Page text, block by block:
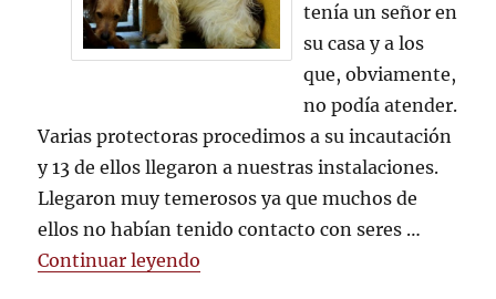
tenía un señor en
su casa y a los
que, obviamente,
no podía atender.
Varias protectoras procedimos a su incautación
y 13 de ellos llegaron a nuestras instalaciones.
Llegaron muy temerosos ya que muchos de
ellos no habían tenido contacto con seres …
Continuar leyendo